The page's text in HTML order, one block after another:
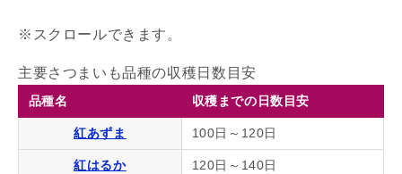
主要さつまいも品種の収穫日数目安
品種名 収穫までの日数目安
紅あずま 100日～120日
紅はるか 120日～140日